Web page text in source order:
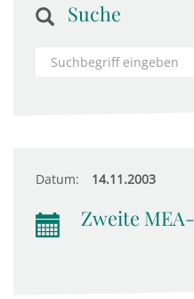
Suche
Datum: 14.11.2003
Zweite